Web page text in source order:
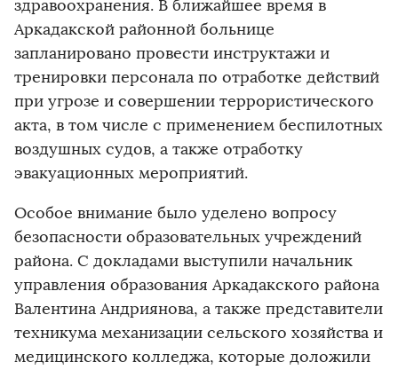
здравоохранения. В ближайшее время в
Аркадакской районной больнице
запланировано провести инструктажи и
тренировки персонала по отработке действий
при угрозе и совершении террористического
акта, в том числе с применением беспилотных
воздушных судов, а также отработку
эвакуационных мероприятий.
Особое внимание было уделено вопросу
безопасности образовательных учреждений
района. С докладами выступили начальник
управления образования Аркадакского района
Валентина Андриянова, а также представители
техникума механизации сельского хозяйства и
медицинского колледжа, которые доложили